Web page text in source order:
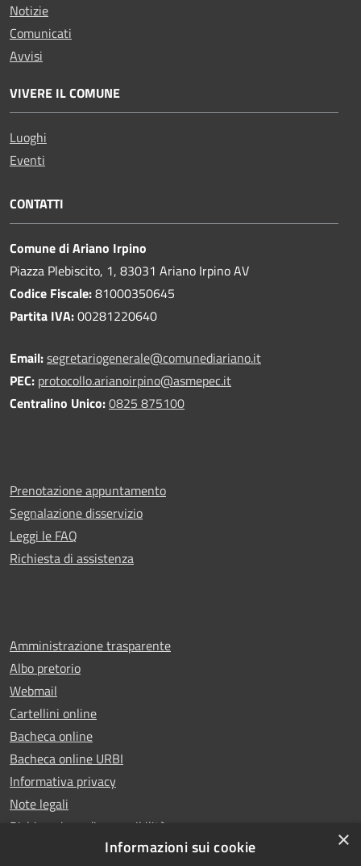
Notizie
Comunicati
Avvisi
VIVERE IL COMUNE
Luoghi
Eventi
CONTATTI
Comune di Ariano Irpino
Piazza Plebiscito, 1, 83031 Ariano Irpino AV
Codice Fiscale:81000350645
Partita IVA:00281220640
Email:segretariogenerale@comunediariano.it
PEC: protocollo.arianoirpino@asmepec.it
Centralino Unico:0825 875100
Prenotazione appuntamento
Segnalazione disservizio
Leggi le FAQ
Richiesta di assistenza
Amministrazione trasparente
Albo pretorio
Webmail
Cartellini online
Bacheca online
Bacheca online URBI
Informativa privacy
Note legali
Dichiarazione di accessibilità
×
Informazioni sui cookie